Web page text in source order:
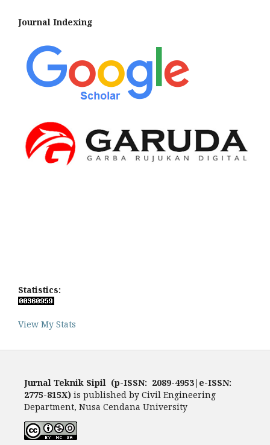
Journal Indexing
Statistics:
View My Stats
Jurnal Teknik Sipil (p-ISSN: 2089-4953|e-ISSN:
2775-815X) is published by Civil Engineering
Department, Nusa Cendana University